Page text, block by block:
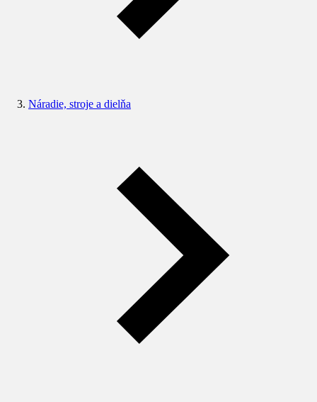
Náradie, stroje a dielňa